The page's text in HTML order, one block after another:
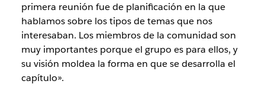
primera reunión fue de planificación en la que
hablamos sobre los tipos de temas que nos
interesaban. Los miembros de la comunidad son
muy importantes porque el grupo es para ellos, y
su visión moldea la forma en que se desarrolla el
capítulo».